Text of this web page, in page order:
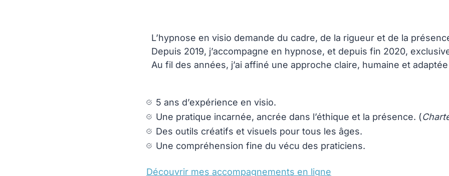
L’hypnose en visio demande du cadre, de la rigueur et de la
Depuis 2019, j’accompagne en hypnose, et depuis fin 2020,
Au fil des années, j’ai affiné une approche claire, humaine et
5 ans d’expérience en visio.
Une pratique incarnée, ancrée dans l’éthique et la présence. (
Des outils créatifs et visuels pour tous les âges.
Une compréhension fine du vécu des praticiens.
Découvrir mes accompagnements en ligne